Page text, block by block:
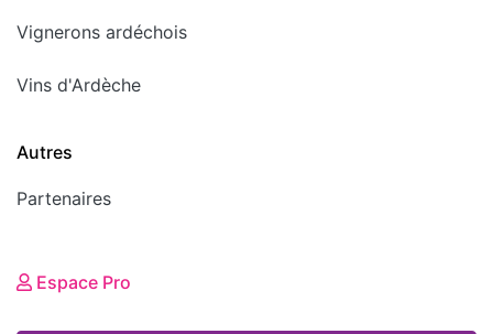
Vignerons ardéchois
Vins d'Ardèche
Autres
Partenaires
Espace Pro